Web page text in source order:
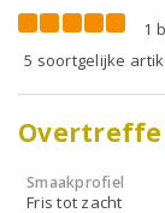
1
5 soortgelijke
Smaakprofiel
Fris tot zacht